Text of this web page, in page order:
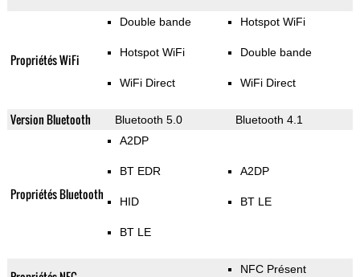
Propriétés WiFi
Double bande
Hotspot WiFi
WiFi Direct
Hotspot WiFi
Double bande
WiFi Direct
Version Bluetooth Bluetooth 5.0 Bluetooth 4.1
Propriétés Bluetooth
A2DP
BT EDR
HID
BT LE
A2DP
BT LE
NFC Présent